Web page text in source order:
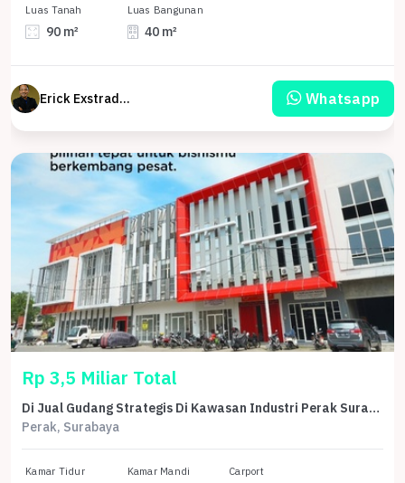
Luas Tanah
90 m²
Luas Bangunan
40 m²
Erick Exstrada Susanto Whatsapp
Rp 3,5 Miliar Total
Di Jual Gudang Strategis Di Kawasan Industri Perak Surabaya
Perak, Surabaya
Kamar Tidur Kamar Mandi Carport